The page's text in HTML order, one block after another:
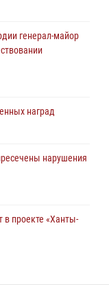
задержаны
отмечает
генерал-майор
наград
нарушения
в проекте «Ханты-